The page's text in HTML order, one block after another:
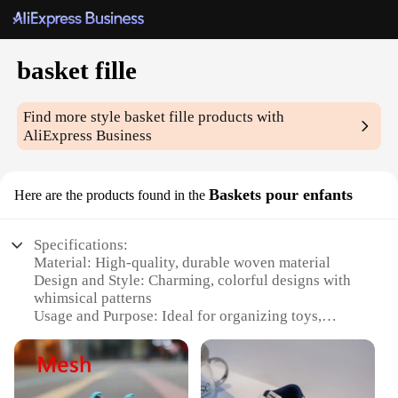
basket fille
Find more stylebasket fille products with
AliExpress Business
Here are the products found in the Baskets pour enfants
Specifications:
Material: High-quality, durable woven material
Design and Style: Charming, colorful designs with
whimsical patterns
Usage and Purpose: Ideal for organizing toys,
Performance and Property: Lightweight yet sturdy,
easy to clean
Shape or Size or Weight or Quantity: Available in